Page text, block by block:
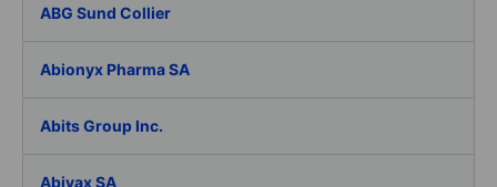
ABG Sund Collier
Abionyx Pharma SA
Abits Group Inc.
Abivax SA